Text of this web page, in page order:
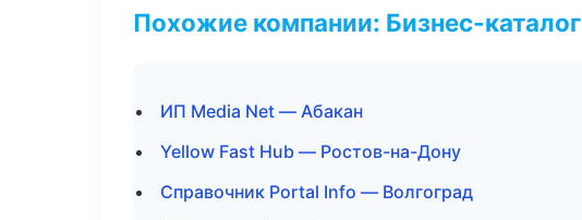
Похожие компании: Бизнес-каталог
ИП Media Net — Абакан
Yellow Fast Hub — Ростов-на-Дону
Справочник Portal Info — Волгоград